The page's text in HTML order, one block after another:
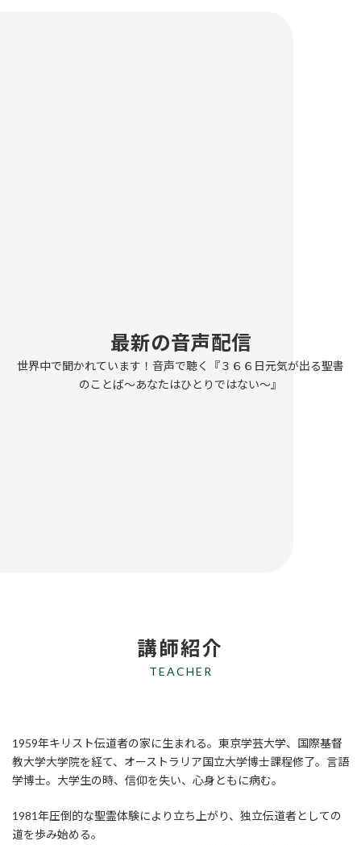
最新の音声配信
世界中で聞かれています！音声で聴く『３６６日元気が出る聖書
のことば〜あなたはひとりではない〜』
講師紹介
TEACHER
1959年キリスト伝道者の家に生まれる。東京学芸大学、国際基督
教大学大学院を経て、オーストラリア国立大学博士課程修了。言語
学博士。大学生の時、信仰を失い、心身ともに病む。
1981年圧倒的な聖霊体験により立ち上がり、独立伝道者としての
道を歩み始める。